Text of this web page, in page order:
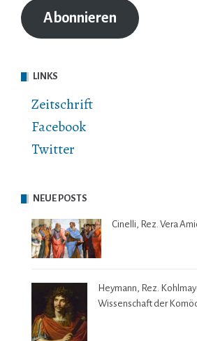
Abonnieren
LINKS
Zeitschrift
Facebook
Twitter
NEUE POSTS
Cinelli, Rez. Vera
Heymann, Rez.
Wissenschaft der